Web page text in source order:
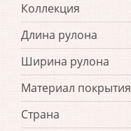
Коллекция
Длина рулона
Ширина рулона
Материал покрытия
Страна